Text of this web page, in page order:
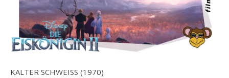
KALTER SCHWEISS (1970)